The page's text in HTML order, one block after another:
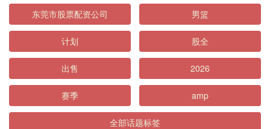
东莞市股票配资公司 男篮
计划 股全
出售 2026
赛季 amp
全部话题标签